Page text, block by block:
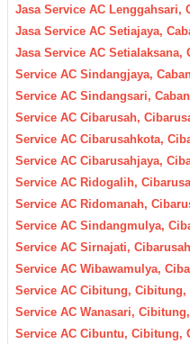
Jasa Service AC Lenggahsari,
Jasa Service AC Setiajaya,
Jasa Service AC Setialaksana,
Service AC Sindangjaya,
Service AC Sindangsari,
Service AC Cibarusah,
Service AC Cibarusahkota,
Service AC Cibarusahjaya,
Service AC Ridogalih,
Service AC Ridomanah,
Service AC Sindangmulya,
Service AC Sirnajati,
Service AC Wibawamulya,
Service AC Cibitung, Cibitung,
Service AC Wanasari,
Service AC Cibuntu, Cibitung,